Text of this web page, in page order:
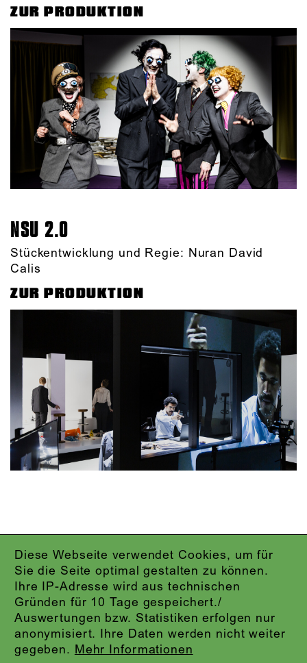
Diese Webseite verwendet Cookies, um für
Sie die Seite optimal gestalten zu können.
Ihre IP-Adresse wird aus technischen
Gründen für 10 Tage gespeichert./
Auswertungen bzw. Statistiken erfolgen nur
anonymisiert. Ihre Daten werden nicht weiter
gegeben. Mehr Informationen
ZUR PRODUKTION
NSU 2.0
Stückentwicklung und Regie: Nuran David
Calis
ZUR PRODUKTION
IMPRESSUM
DATENSCHUTZ
AGB
KONTAKT
ABO-LOGIN
PRESSE